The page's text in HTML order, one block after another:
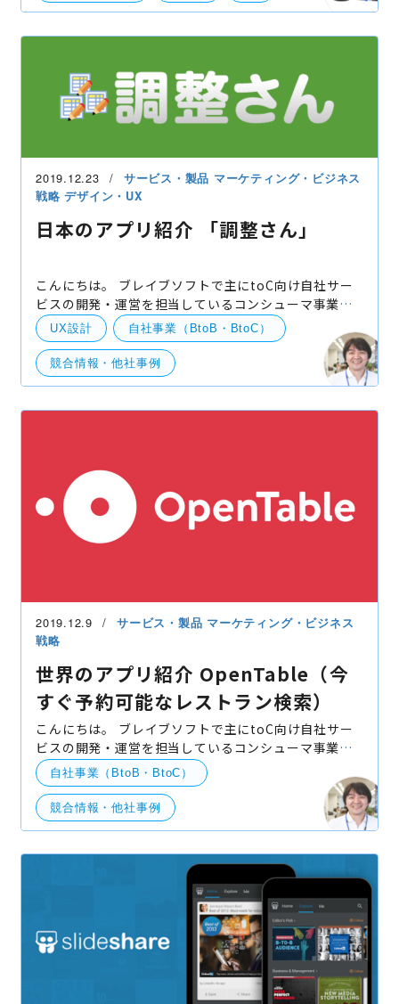
UI・UXデザイン
2019.12.23 サービス・製品 マーケティング・ビジネス
戦略デザイン・UX
日本のアプリ紹介 「調整さん」
こんにちは。 ブレイブソフトで主にtoC向け自社サー
ビスの開発・運営を担当しているコンシューマ事業部
の伊藤です。 世界のアプリ動向に目を向けつつ、日本
のアプリでも個人的に「これはいい」と思ったア
UX設計 自社事業（BtoB・BtoC）
競合情報・他社事例
2019.12.9 サービス・製品 マーケティング・ビジネス
戦略
世界のアプリ紹介 OpenTable（今
すぐ予約可能なレストラン検索）
こんにちは。 ブレイブソフトで主にtoC向け自社サー
ビスの開発・運営を担当しているコンシューマ事業部
の伊藤です。 世界のアプリ動向に目を向けつつ、日本
でもそれを体験できるものという範囲で個人的に「こ
自社事業（BtoB・BtoC）
競合情報・他社事例